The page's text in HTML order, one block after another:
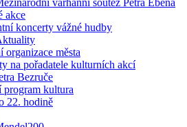
varhanní soutěž Petra Ebena
akce
koncerty vážné hudby
organizace města
na pořadatele kulturních akcí
Bezruče
program kultura
22. hodině